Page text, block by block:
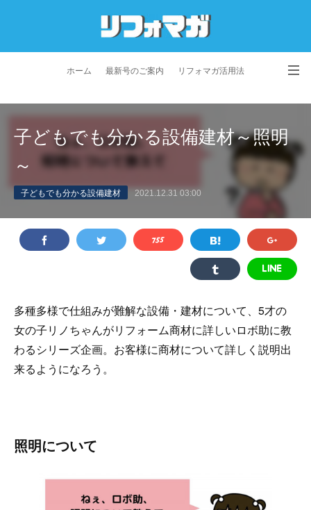
ホーム 最新号のご案内 リフォマガ活用法
プライバシーポリシー 利用規約 会社概要
子どもでも分かる設備建材～照明
～
子どもでも分かる設備建材 2021.12.31 03:00
多種多様で仕組みが難解な設備・建材について、5才の
女の子リノちゃんがリフォーム商材に詳しいロボ助に教
わるシリーズ企画。お客様に商材について詳しく説明出
来るようになろう。
照明について